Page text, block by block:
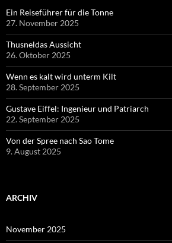
Ein Reiseführer für die Tonne
27. November 2025
Thusneldas Aussicht
26. Oktober 2025
Wenn es kalt wird unterm Kilt
28. September 2025
Gustave Eiffel: Ingenieur und Patriarch
22. September 2025
Von der Spree nach Sao Tome
9. August 2025
ARCHIV
November 2025